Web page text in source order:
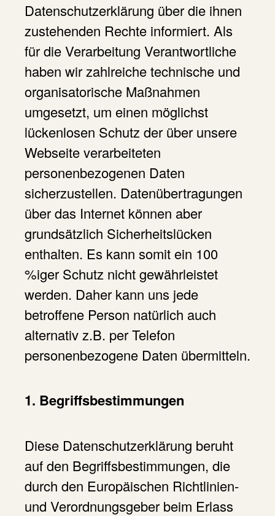
Datenschutzerklärung über die ihnen
zustehenden Rechte informiert. Als
für die Verarbeitung Verantwortliche
haben wir zahlreiche technische und
organisatorische Maßnahmen
umgesetzt, um einen möglichst
lückenlosen Schutz der über unsere
Webseite verarbeiteten
personenbezogenen Daten
sicherzustellen. Datenübertragungen
über das Internet können aber
grundsätzlich Sicherheitslücken
enthalten. Es kann somit ein 100
%iger Schutz nicht gewährleistet
werden. Daher kann uns jede
betroffene Person natürlich auch
alternativ z.B. per Telefon
personenbezogene Daten übermitteln.
1. Begriffsbestimmungen
Diese Datenschutzerklärung beruht
auf den Begriffsbestimmungen, die
durch den Europäischen Richtlinien-
und Verordnungsgeber beim Erlass